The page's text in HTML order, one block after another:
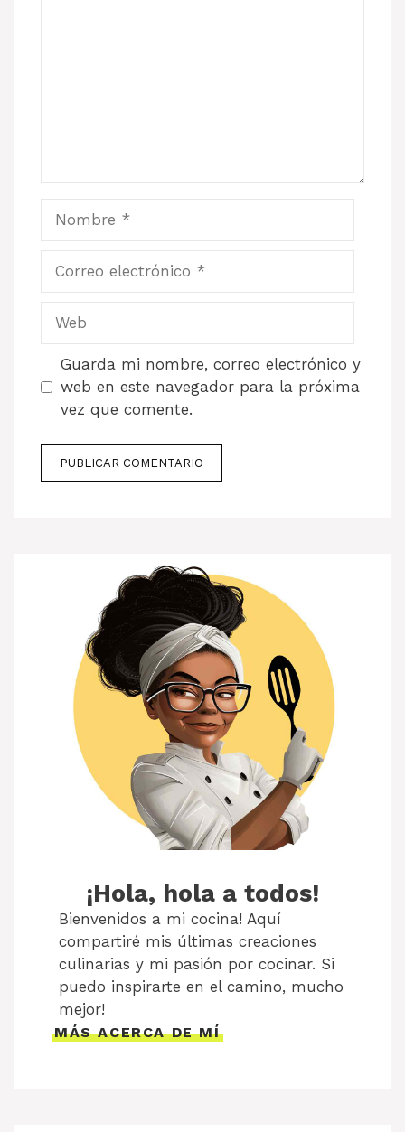
Nombre
Guarda mi nombre, correo electrónico y
web en este navegador para la próxima
vez que comente.
¡Hola, hola a todos!
Bienvenidos a mi cocina! Aquí
compartiré mis últimas creaciones
culinarias y mi pasión por cocinar. Si
puedo inspirarte en el camino, mucho
mejor!
MÁS ACERCA DE MÍ